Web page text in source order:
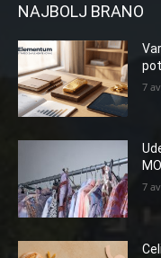
NAJBOLJ BRANO
7
7